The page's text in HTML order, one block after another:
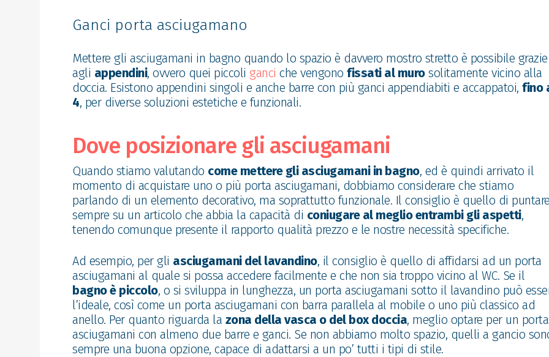
Ganci porta asciugamano
Mettere gli asciugamani in bagno quando lo spazio è davvero mostro stretto è possibile grazie
agli appendini, ovvero quei piccoli ganci che vengono fissati al murosolitamente vicino alla
doccia. Esistono appendini singoli e anche barre con più ganci appendiabiti e accappatoi, fino
4, per diverse soluzioni estetiche e funzionali.
Dove posizionare gli asciugamani
Quando stiamo valutando come mettere gli asciugamani in bagno, ed è quindi arrivato il
momento di acquistare uno o più porta asciugamani, dobbiamo considerare che stiamo
parlando di un elemento decorativo, ma soprattutto funzionale. Il consiglio è quello di
sempre su un articolo che abbia la capacità di coniugare al meglio entrambi gli aspetti,
tenendo comunque presente il rapporto qualità prezzo e le nostre necessità specifiche.
Ad esempio, per gli asciugamani del lavandino, il consiglio è quello di affidarsi ad un porta
asciugamani al quale si possa accedere facilmente e che non sia troppo vicino al WC. Se il
bagno è piccolo, o si sviluppa in lunghezza, un porta asciugamani sotto il lavandino può
l’ideale, così come un porta asciugamani con barra parallela al mobile o uno più classico ad
anello. Per quanto riguarda la zona della vasca o del box doccia, meglio optare per un porta
asciugamani con almeno due barre e ganci. Se non abbiamo molto spazio, quelli a gancio
sempre una buona opzione, capace di adattarsi a un po’ tutti i tipi di stile.